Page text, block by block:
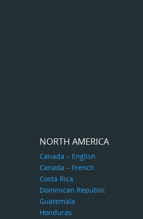
podrían convertirse en tu carrera.
NORTH AMERICA
Canada – English
Canada – French
Costa Rica
Dominican Republic
Guatemala
Honduras